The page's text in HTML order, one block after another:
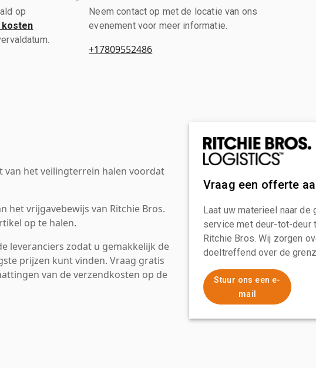
op
kosten
Neem contact op met de locatie van ons
evenement voor meer informatie.
+17809552486
van het veilingterrein halen voordat
het vrijgavebewijs van Ritchie Bros.
op te halen.
leveranciers zodat u gemakkelijk de
prijzen kunt vinden. Vraag gratis
van de verzendkosten op de
Vraag een offerte
Laat uw materieel naar
service met deur-tot-deur
Ritchie Bros. Wij zorgen
doeltreffend over de
Stuur ons een e-
mail